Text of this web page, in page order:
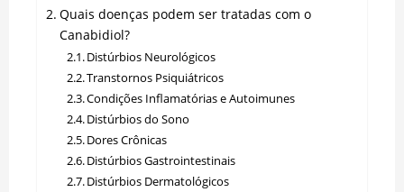
Quais doenças podem ser tratadas com o
Canabidiol?
Distúrbios Neurológicos
Transtornos Psiquiátricos
Condições Inflamatórias e Autoimunes
Distúrbios do Sono
Dores Crônicas
Distúrbios Gastrointestinais
Distúrbios Dermatológicos